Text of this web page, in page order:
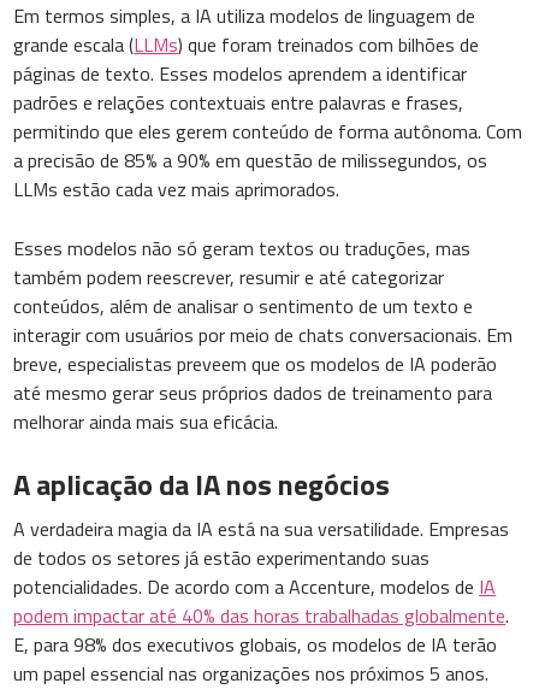
Em termos simples, a IA utiliza modelos de linguagem de
grande escala (LLMs) que foram treinados com bilhões de
páginas de texto. Esses modelos aprendem a identificar
padrões e relações contextuais entre palavras e frases,
permitindo que eles gerem conteúdo de forma autônoma. Com
a precisão de 85% a 90% em questão de milissegundos, os
LLMs estão cada vez mais aprimorados.
Esses modelos não só geram textos ou traduções, mas
também podem reescrever, resumir e até categorizar
conteúdos, além de analisar o sentimento de um texto e
interagir com usuários por meio de chats conversacionais. Em
breve, especialistas preveem que os modelos de IA poderão
até mesmo gerar seus próprios dados de treinamento para
melhorar ainda mais sua eficácia.
A aplicação da IA nos negócios
A verdadeira magia da IA está na sua versatilidade. Empresas
de todos os setores já estão experimentando suas
potencialidades. De acordo com a Accenture, modelos de IA
podem impactar até 40% das horas trabalhadas globalmente.
E, para 98% dos executivos globais, os modelos de IA terão
um papel essencial nas organizações nos próximos 5 anos.